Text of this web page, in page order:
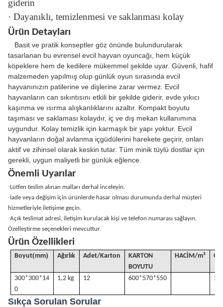
giderin
· Dayanıklı, temizlenmesi ve saklanması kolay
Ürün Detayları
Basit ve pratik konseptler göz önünde bulundurularak
tasarlanan bu evrensel evcil hayvan oyuncağı, hem küçük
köpeklere hem de kedilere mükemmel şekilde uyar. Güvenli, hafif
malzemeden yapılmış olup günlük oyun sırasında evcil
hayvanınızın patilerine ve dişlerine zarar vermez. Evcil
hayvanların can sıkıntısını etkili bir şekilde giderir, evde yıkıcı
kaşınma ve ısırma alışkanlıklarını azaltır. Kompakt boyutu
taşıması ve saklaması kolaydır, iç ve dış mekan kullanımına
uygundur. Kolay temizlik için karmaşık bir yapı yoktur. Evcil
hayvanların doğal avlanma içgüdülerini harekete geçirir, onları
aktif ve zihinsel olarak keskin tutar. Tüm minik tüylü dostlar için
gerekli, uygun maliyetli bir günlük eğlence.
Önemli Uyarılar
·Lütfen teslim alınan malları derhal inceleyin.
·İade veya değişim için ürünlerde hasar olması durumunda derhal müşteri
hizmetleriyle iletişime geçin.
·Açık teslimat adresi, iletişim kurulacak kişi ve telefon numarası sağlayın.
Özelleştirme seçenekleri mevcuttur.
Ürün Özellikleri
Boyut(mm) Ağırlık Adet/Karton
KARTON
BOYUTU
HACİM/m³ G
300*300*14
0
1,2 kg 12 600*570*550 15
Sıkça Sorulan Sorular